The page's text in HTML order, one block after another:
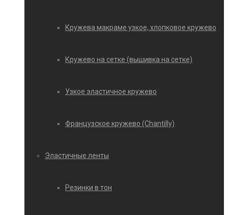
Кружева макраме узкое, хлопковое кружево
Кружево на сетке (вышивка на сетке)
Узкое эластичное кружево
Французское кружево (Chantilly)
Эластичные ленты
Резинки в тон